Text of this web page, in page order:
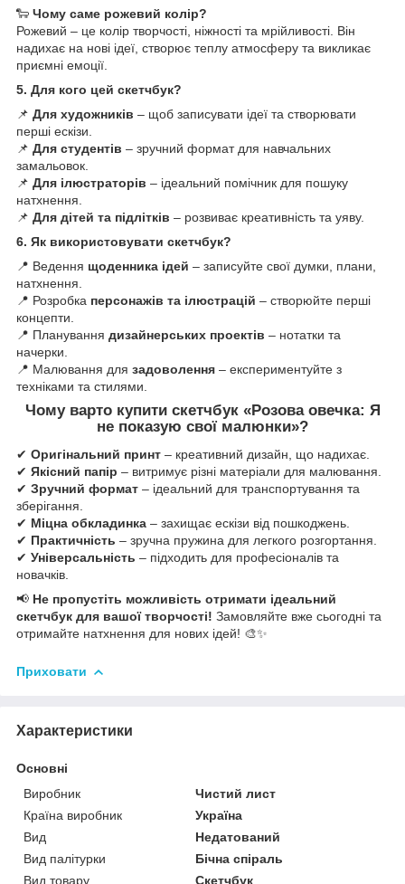
🐑 Чому саме рожевий колір?
Рожевий – це колір творчості, ніжності та мрійливості. Він
надихає на нові ідеї, створює теплу атмосферу та викликає
приємні емоції.
5. Для кого цей скетчбук?
📌 Для художників – щоб записувати ідеї та створювати
перші ескізи.
📌 Для студентів – зручний формат для навчальних
замальовок.
📌 Для ілюстраторів – ідеальний помічник для пошуку
натхнення.
📌 Для дітей та підлітків – розвиває креативність та уяву.
6. Як використовувати скетчбук?
📍 Ведення щоденника ідей – записуйте свої думки, плани,
натхнення.
📍 Розробка персонажів та ілюстрацій – створюйте перші
концепти.
📍 Планування дизайнерських проектів – нотатки та
начерки.
📍 Малювання для задоволення – експериментуйте з
техніками та стилями.
Чому варто купити скетчбук «Розова овечка: Я
не показую свої малюнки»?
✔ Оригінальний принт – креативний дизайн, що надихає.
✔ Якісний папір – витримує різні матеріали для малювання.
✔ Зручний формат – ідеальний для транспортування та
зберігання.
✔ Міцна обкладинка – захищає ескізи від пошкоджень.
✔ Практичність – зручна пружина для легкого розгортання.
✔ Універсальність – підходить для професіоналів та
новачків.
📢 Не пропустіть можливість отримати ідеальний
скетчбук для вашої творчості! Замовляйте вже сьогодні та
отримайте натхнення для нових ідей! 🎨✨
Приховати
Характеристики
Основні
Виробник
Чистий лист
Країна виробник
Україна
Вид
Недатований
Вид палітурки
Бічна спіраль
Вид товару
Скетчбук